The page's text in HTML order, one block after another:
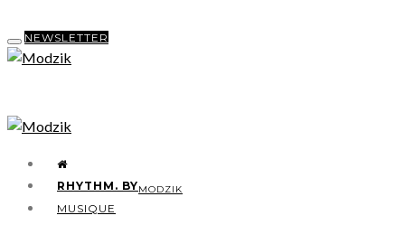
NEWSLETTER
RHYTHM. BYMODZIK
MUSIQUE